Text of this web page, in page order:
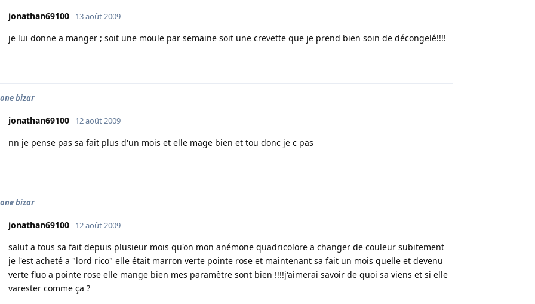
jonathan69100 13 août 2009
je lui donne a manger ; soit une moule par semaine soit une crevette que je prend bien soin de décongelé!!!!
bizar
jonathan69100 12 août 2009
nn je pense pas sa fait plus d'un mois et elle mage bien et tou donc je c pas
bizar
jonathan69100 12 août 2009
salut a tous sa fait depuis plusieur mois qu'on mon anémone quadricolore a changer de couleur subitement
je l'est acheté a "lord rico" elle était marron verte pointe rose et maintenant sa fait un mois quelle et devenu
verte fluo a pointe rose elle mange bien mes paramètre sont bien !!!!j'aimerai savoir de quoi sa viens et si elle
varester comme ça ?